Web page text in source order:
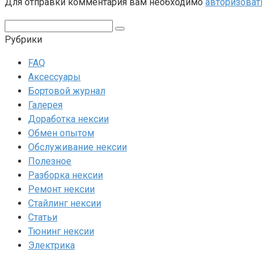
Для отправки комментария вам необходимо
Рубрики
FAQ
Аксессуары
Бортовой журнал
Галерея
Доработка нексии
Обмен опытом
Обслуживание нексии
Полезное
Разборка нексии
Ремонт нексии
Стайлинг нексии
Статьи
Тюнинг нексии
Электрика